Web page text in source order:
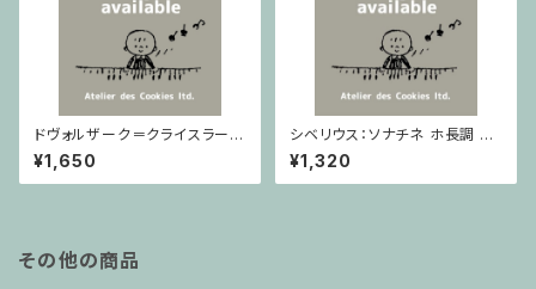
ドヴォルザーク＝クライスラー：
スラヴ幻想曲 ロ短調 from Op.
55-4, Op.75 / ヴァイオリンと
ピアノ
¥1,650
シベリウス：ソナチネ ホ長調 O
p.80 / ヴァイオリンとピアノ
¥1,320
その他の商品